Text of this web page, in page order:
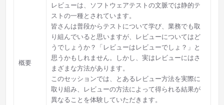
概要
レビューは、ソフトウェアテストの文脈では静的テ
ストの一種とされています。
皆さんは普段からテストについて学び、業務でも取
り組んでいると思いますが、レビューについてはど
うでしょうか？「レビューはレビューでしょ？」と
思うかもしれません。しかし、実はレビューにはさ
まざまな方法があります。
このセッションでは、とあるレビュー方法を実際に
取り組み、レビューの方法によって得られる結果が
異なることを体験していただきます。